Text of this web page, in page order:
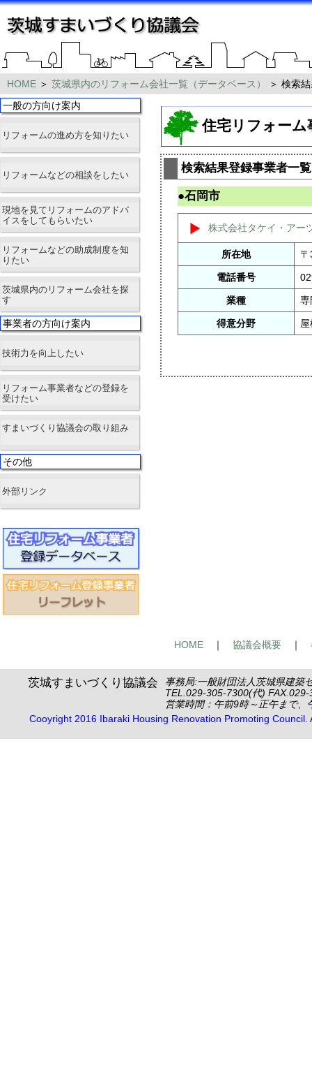
HOME ＞ 茨城県内のリフォーム会社一覧（データベース）
＞ 検索
一般の方向け案内
リフォームの進め方を知りたい
リフォームなどの相談をしたい
現地を見てリフォームのアドバ
イスをしてもらいたい
リフォームなどの助成制度を知
りたい
茨城県内のリフォーム会社を探
す
事業者の方向け案内
技術力を向上したい
リフォーム事業者などの登録を
受けたい
すまいづくり協議会の取り組み
その他
外部リンク
住宅リフォーム
検索結果登録事業者一覧
●石岡市
株式会社タケイ・アー
所在地
電話番号
業種 専
得意分野
HOME ｜ 協議会概要 ｜
茨城すまいづくり協議会
事務局:一般財団法人茨城県建
TEL.029-305-7300(代)
営業時間：午前9時～正午まで
Cooyright 2016 Ibaraki Housing Renovation Promoting